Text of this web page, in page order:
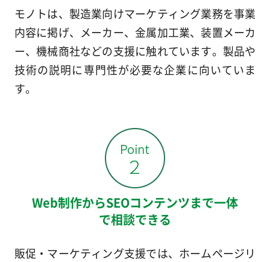
モノトは、製造業向けマーケティング業務を事業
内容に掲げ、メーカー、金属加工業、装置メーカ
ー、機械商社などの支援に触れています。製品や
技術の説明に専門性が必要な企業に向いていま
す。
Web制作からSEOコンテンツまで一体
で相談できる
販促・マーケティング支援では、ホームページリ